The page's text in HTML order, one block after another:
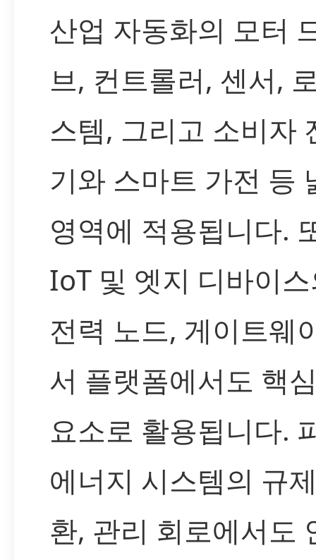
산업 자동화의 모터
브, 컨트롤러, 센서,
스템, 그리고 소비자
기와 스마트 가전 등
영역에 적용됩니다.
IoT 및 엣지 디바이
전력 노드, 게이트웨
서 플랫폼에서도 핵
요소로 활용됩니다.
에너지 시스템의 규
환, 관리 회로에서도